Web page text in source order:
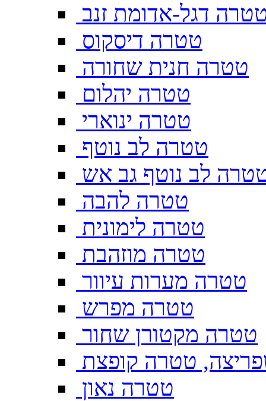
דגל-אדומת זנב
טטרה דיסקוס
טטרה חנית שחורה
טטרה יהלום
טטרה ינוארי
טטרה לב נוטף
לב נוטף גב אש
טטרה להבה
טטרה לימונית
טטרה מוזהבת
טטרה מערות עיוור
טטרה מפרש
טטרה מקטורן שחור
טטרה קופצת
טטרה נאון